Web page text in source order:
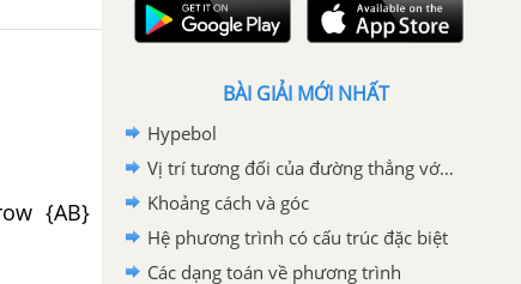
{AB}
BÀI GIẢI MỚI NHẤT
Hypebol
Vị trí tương đối của đường thẳng với đường thẳng
Khoảng cách và góc
Hệ phương trình có cấu trúc đặc biệt
Các dạng toán về phương trình